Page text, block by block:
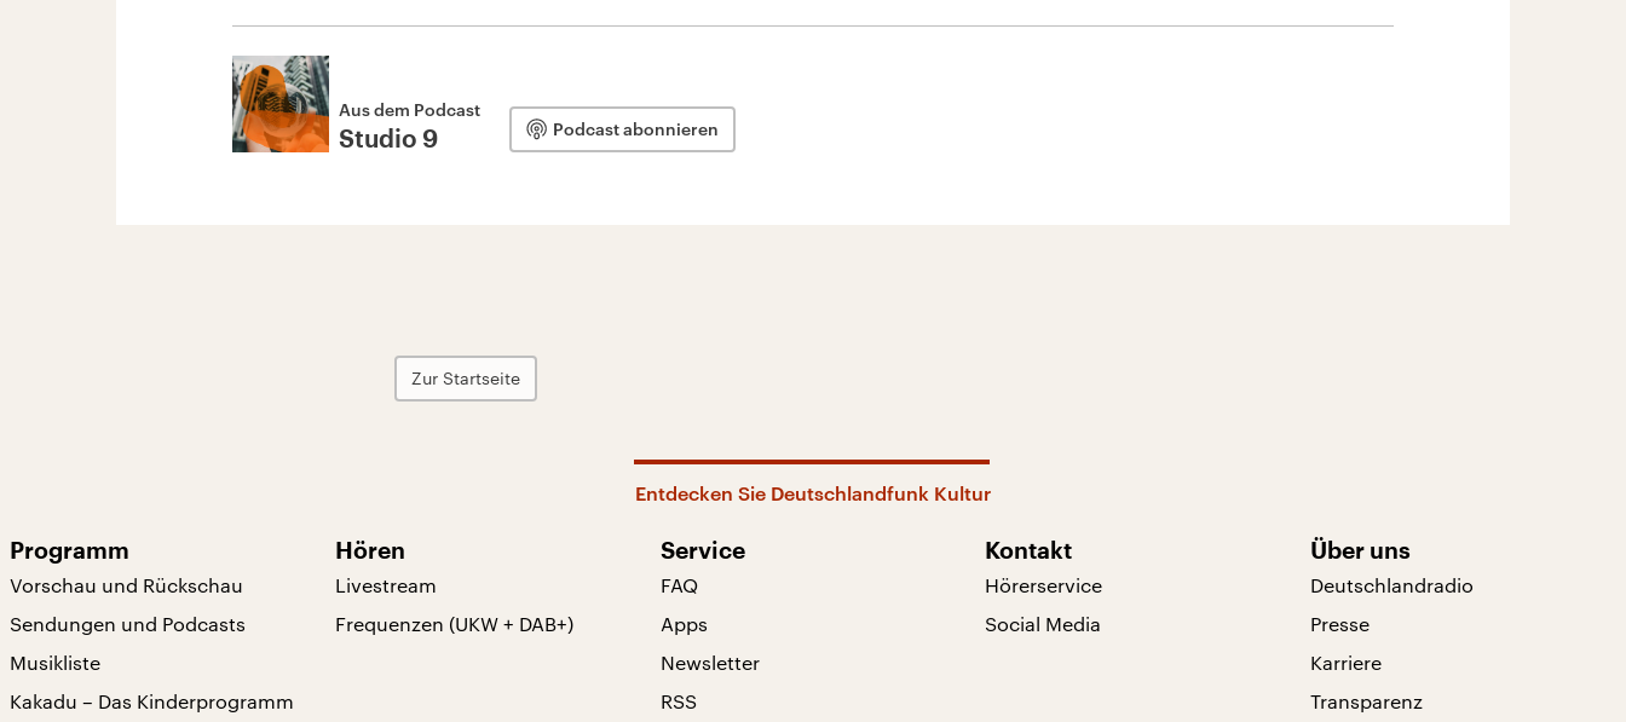
Aus dem Podcast
Studio 9 Podcast abonnieren
Zur Startseite
Entdecken Sie Deutschlandfunk Kultur
Programm
Vorschau und Rückschau
Sendungen und Podcasts
Musikliste
Kakadu – Das Kinderprogramm
Hören
Livestream
Frequenzen (UKW + DAB+)
Service
FAQ
Apps
Newsletter
RSS
Kontakt
Hörerservice
Social Media
Über uns
Deutschlandradio
Presse
Karriere
Transparenz